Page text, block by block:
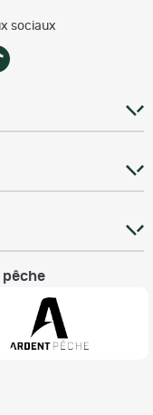
sociaux